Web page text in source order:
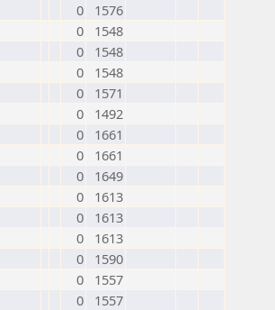
0
1576
0
1548
0
1548
0
1548
0
1571
0
1492
0
1661
0
1661
0
1649
0
1613
0
1613
0
1613
0
1590
0
1557
0 1557